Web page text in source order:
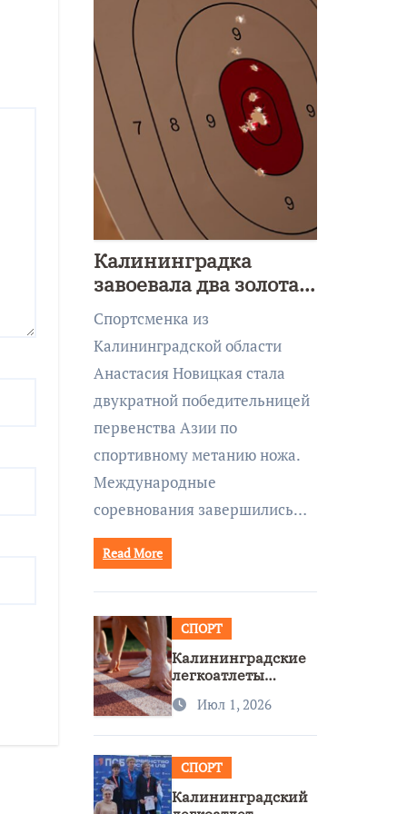
Калининградка
завоевала два золота
первенства Азии по
метанию ножа
Спортсменка из
Калининградской области
Анастасия Новицкая стала
двукратной победительницей
первенства Азии по
спортивному метанию ножа.
Международные
соревнования завершились…
Read More
СПОРТ
Калининградские
легкоатлеты
бронзы на
Июл 1, 2026
СПОРТ
Калининградский